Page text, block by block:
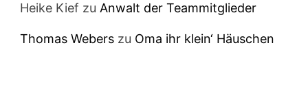
Heike Kief zu Anwalt der Teammitglieder
Thomas Webers zu Oma ihr klein‘ Häuschen